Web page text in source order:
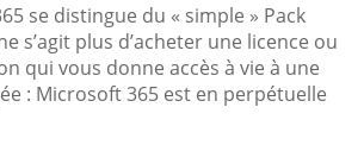
se distingue du « simple » Pack
s’agit plus d’acheter une licence ou
qui vous donne accès à vie à une
: Microsoft 365 est en perpétuelle